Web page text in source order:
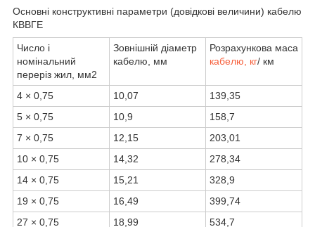
Основні конструктивні параметри (довідкові величини) кабелю
КВВГЕ
Число і
номінальний
переріз жил, мм2
Зовнішній діаметр
кабелю, мм
Розрахункова маса
кабелю, кг/ км
4 × 0,75 10,07
139,35
5 × 0,75
10,9
158,7
7 × 0,75
12,15
203,01
10 × 0,75
14,32
278,34
14 × 0,75
15,21
328,9
19 × 0,75
16,49
399,74
27 × 0,75
18,99 534,7